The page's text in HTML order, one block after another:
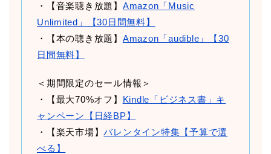
・【音楽聴き放題】 Amazon「Music
Unlimited」【30日間無料】
・【本の聴き放題】 Amazon「audible」【30
日間無料】
＜期間限定のセール情報＞
・【最大70%オフ】 Kindle「ビジネス書」キ
ャンペーン【日経BP】
・【楽天市場】バレンタイン特集【予算で選
べる】